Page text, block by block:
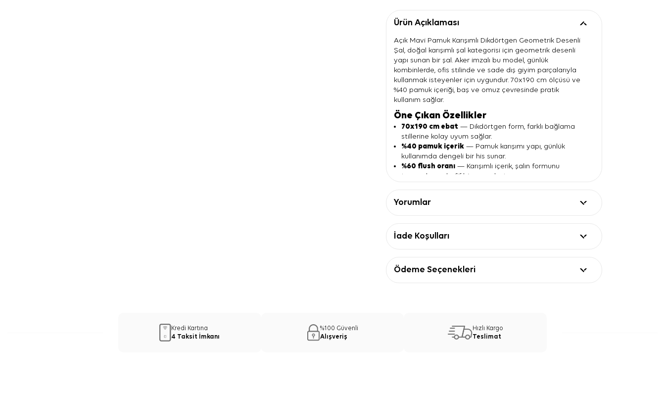
Ürün Açıklaması
Açık Mavi Pamuk Karışımlı Dikdörtgen Geometrik Desenli
Şal, doğal karışımlı şal kategorisi için geometrik desenli
yapı sunan bir şal. Aker imzalı bu model, günlük
kombinlerde, ofis stilinde ve sade dış giyim parçalarıyla
kullanmak isteyenler için uygundur. 70x190 cm ölçüsü ve
%40 pamuk içeriği, baş ve omuz çevresinde pratik
kullanım sağlar.
Öne Çıkan Özellikler
70x190 cm ebat — Dikdörtgen form, farklı bağlama
stillerine kolay uyum sağlar.
%40 pamuk içerik — Pamuk karışımı yapı, günlük
kullanımda dengeli bir his sunar.
%60 flush oranı — Karışımlı içerik, şalın formunu
tamamlayan hafif bir yapı oluşturur.
Coton kalite
— Doğal karışımlı şal arayanlar için net bir
Ürün Detayları
Ürün Ebatı70x190 cm
Coton
Yorumlar
İade Koşulları
Ödeme Seçenekleri
Kredi Kartına
4 Taksit İmkanı
%100 Güvenli
Alışveriş
Hızlı Kargo
Teslimat